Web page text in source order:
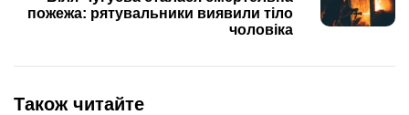
пожежа: рятувальники виявили тіло
чоловіка
Також читайте